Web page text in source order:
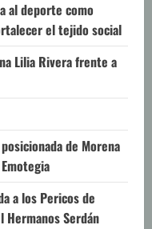
al deporte como
el tejido social
Lilia Rivera frente a
de Morena
a los Pericos de
Hermanos Serdán